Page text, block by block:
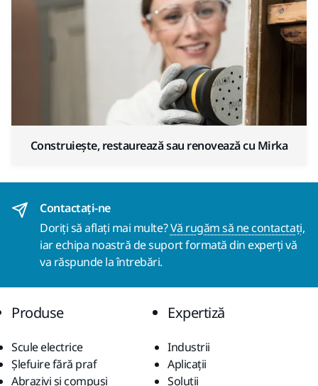
Construiește, restaurează sau renovează cu Mirka
Contactaţi-ne
Doriți să aflați mai multe?Vă rugăm să ne contactați,
iar echipa noastră de suport formată din experți vă
va răspunde la întrebări.
Produse
Scule electrice
Șlefuire fără praf
Abrazivi și compuși
Expertiză
Industrii
Aplicații
Soluții